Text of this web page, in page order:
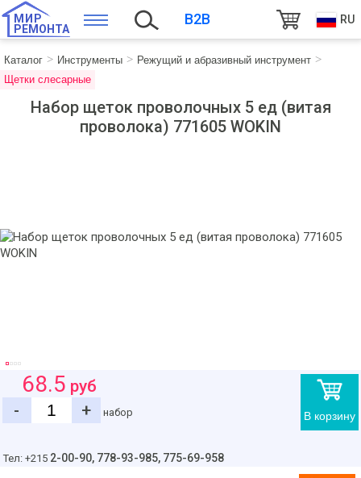
МИР
РЕМОНТА
B2B RU
Каталог Инструменты
Режущий и абразивный инструмент
Щетки слесарные
Набор щеток проволочных 5 ед (витая
проволока) 771605 WOKIN
В корзину
68.5 руб
-
+ набор
Тел: +215 2-00-90, 778-93-985, 775-69-958